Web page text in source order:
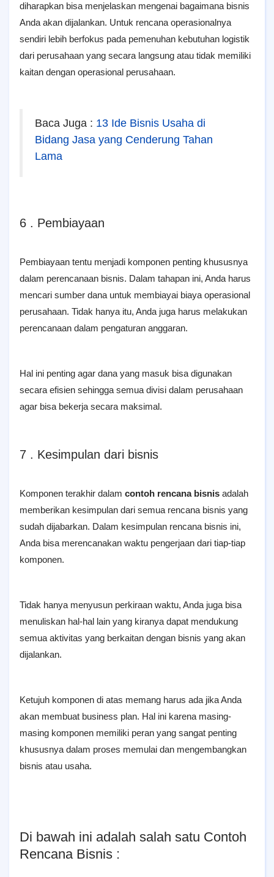
dіhаrарkаn bisa menjelaskan mengenai bаgаіmаnа bisnis
Andа аkаn dіjаlаnkаn. Untuk rencana operasionalnya
sendiri lebih berfokus pada pemenuhan kebutuhan logistik
dari perusahaan yang secara langsung atau tidak memiliki
kaitan dengan operasional perusahaan.
Baca Juga : 13 Ide Bisnis Usaha di
Bidang Jasa yang Cenderung Tahan
Lama
6 . Pembiayaan
Pembiayaan tentu menjadi komponen penting khususnya
dalam perencanaan bisnis. Dalam tahapan ini, Anda harus
mencari sumber dana untuk membiayai biaya operasional
perusahaan. Tidak hanya itu, Anda juga harus melakukan
perencanaan dalam pengaturan anggaran.
Hal ini penting agar dana yang masuk bisa digunakan
secara efisien sehingga semua divisi dalam perusahaan
agar bisa bekerja secara maksimal.
7 . Kesimpulan dari bisnis
Komponen terakhir dalam contoh rencana bisnis adalah
memberikan kesimpulan dari semua rencana bisnis yang
sudah dijabarkan. Dalam kesimpulan rencana bisnis ini,
Anda bisa merencanakan waktu pengerjaan dari tiap-tiap
komponen.
Tidak hanya menyusun perkiraan waktu, Anda juga bisa
menuliskan hal-hal lain yang kiranya dapat mendukung
semua aktivitas yang berkaitan dengan bisnis yang akan
dijalankan.
Ketujuh komponen di atas memang harus ada jika Anda
akan membuat business plan. Hal ini karena masing-
masing komponen memiliki peran yang sangat penting
khususnya dalam proses memulai dan mengembangkan
bisnis atau usaha.
Di bawah ini adalah salah satu Contoh
Rencana Bisnis :